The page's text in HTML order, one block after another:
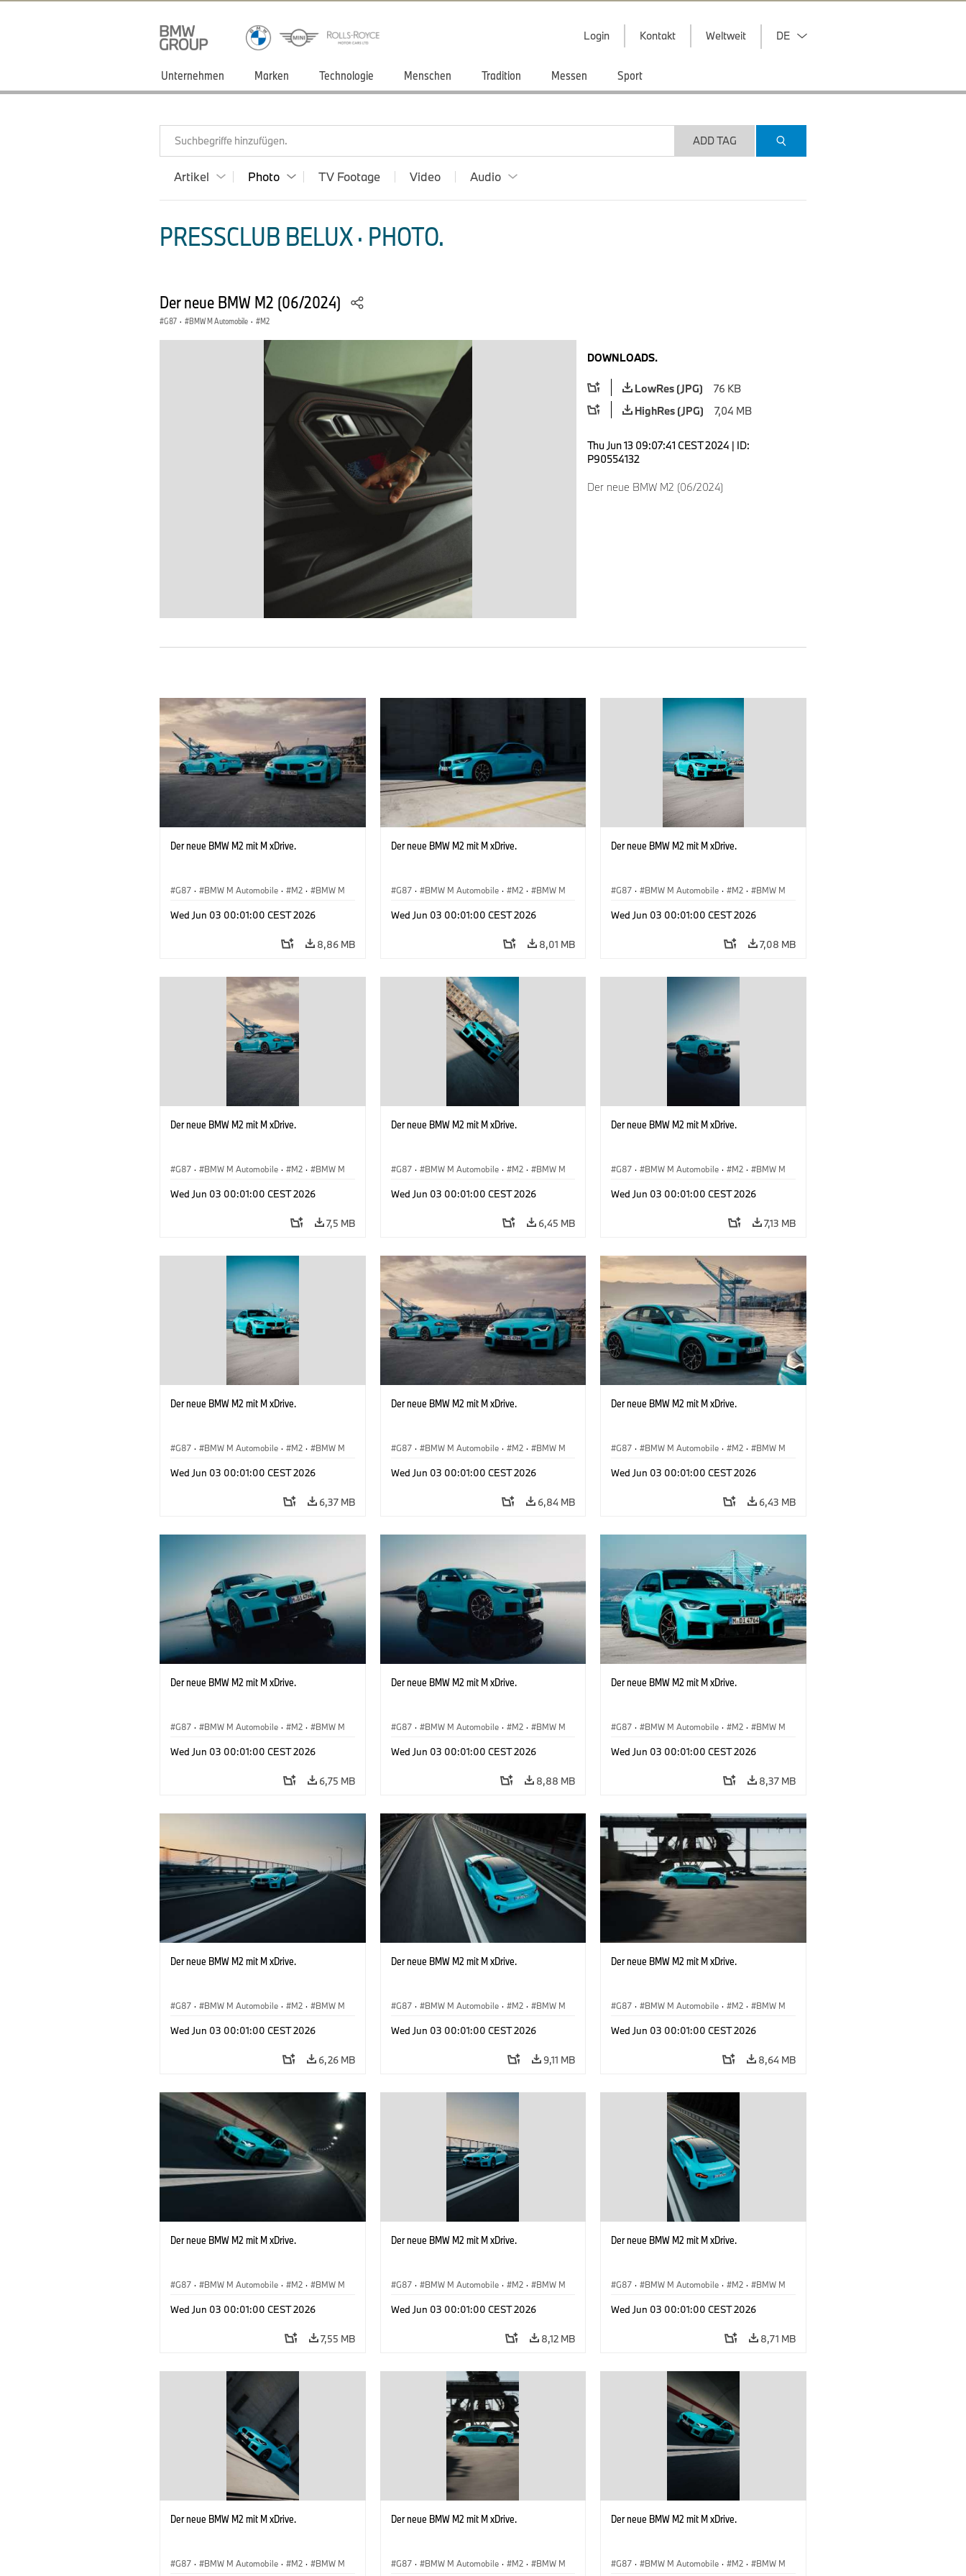
Login Kontakt Weltweit DE
Unternehmen Marken Technologie Menschen Tradition Messen Sport
Suchbegriffe hinzufügen. ADD TAG
Artikel Photo TV Footage Video Audio
PRESSCLUB BELUX · PHOTO.
Der neue BMW M2 (06/2024)
G87 · BMW M Automobile · M2
DOWNLOADS.
LowRes (JPG)
76 KB
HighRes (JPG)
7,04 MB
Thu Jun 13 09:07:41 CEST 2024 | ID:
P90554132
Der neue BMW M2 (06/2024)
Der neue BMW M2 mit M xDrive.
G87 · BMW M Automobile · M2 · BMW M
Wed Jun 03 00:01:00 CEST 2026
8,86 MB
Der neue BMW M2 mit M xDrive.
G87 · BMW M Automobile · M2 · BMW M
Wed Jun 03 00:01:00 CEST 2026
8,01 MB
Der neue BMW M2 mit M xDrive.
G87 · BMW M Automobile · M2 · BMW M
Wed Jun 03 00:01:00 CEST 2026
7,08 MB
Der neue BMW M2 mit M xDrive.
G87 · BMW M Automobile · M2 · BMW M
Wed Jun 03 00:01:00 CEST 2026
7,5 MB
Der neue BMW M2 mit M xDrive.
G87 · BMW M Automobile · M2 · BMW M
Wed Jun 03 00:01:00 CEST 2026
6,45 MB
Der neue BMW M2 mit M xDrive.
G87 · BMW M Automobile · M2 · BMW M
Wed Jun 03 00:01:00 CEST 2026
7,13 MB
Der neue BMW M2 mit M xDrive.
G87 · BMW M Automobile · M2 · BMW M
Wed Jun 03 00:01:00 CEST 2026
6,37 MB
Der neue BMW M2 mit M xDrive.
G87 · BMW M Automobile · M2 · BMW M
Wed Jun 03 00:01:00 CEST 2026
6,84 MB
Der neue BMW M2 mit M xDrive.
G87 · BMW M Automobile · M2 · BMW M
Wed Jun 03 00:01:00 CEST 2026
6,43 MB
Der neue BMW M2 mit M xDrive.
G87 · BMW M Automobile · M2 · BMW M
Wed Jun 03 00:01:00 CEST 2026
6,75 MB
Der neue BMW M2 mit M xDrive.
G87 · BMW M Automobile · M2 · BMW M
Wed Jun 03 00:01:00 CEST 2026
8,88 MB
Der neue BMW M2 mit M xDrive.
G87 · BMW M Automobile · M2 · BMW M
Wed Jun 03 00:01:00 CEST 2026
8,37 MB
Der neue BMW M2 mit M xDrive.
G87 · BMW M Automobile · M2 · BMW M
Wed Jun 03 00:01:00 CEST 2026
6,26 MB
Der neue BMW M2 mit M xDrive.
G87 · BMW M Automobile · M2 · BMW M
Wed Jun 03 00:01:00 CEST 2026
9,11 MB
Der neue BMW M2 mit M xDrive.
G87 · BMW M Automobile · M2 · BMW M
Wed Jun 03 00:01:00 CEST 2026
8,64 MB
Der neue BMW M2 mit M xDrive.
G87 · BMW M Automobile · M2 · BMW M
Wed Jun 03 00:01:00 CEST 2026
7,55 MB
Der neue BMW M2 mit M xDrive.
G87 · BMW M Automobile · M2 · BMW M
Wed Jun 03 00:01:00 CEST 2026
8,12 MB
Der neue BMW M2 mit M xDrive.
G87 · BMW M Automobile · M2 · BMW M
Wed Jun 03 00:01:00 CEST 2026
8,71 MB
Der neue BMW M2 mit M xDrive.
G87 · BMW M Automobile · M2 · BMW M
Der neue BMW M2 mit M xDrive.
G87 · BMW M Automobile · M2 · BMW M
Der neue BMW M2 mit M xDrive.
G87 · BMW M Automobile · M2 · BMW M